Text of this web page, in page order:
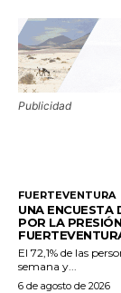
Publicidad
FUERTEVENTURA
UNA ENCUESTA
POR LA
El 72,1% de las
semana y...
6 de agosto de 2026